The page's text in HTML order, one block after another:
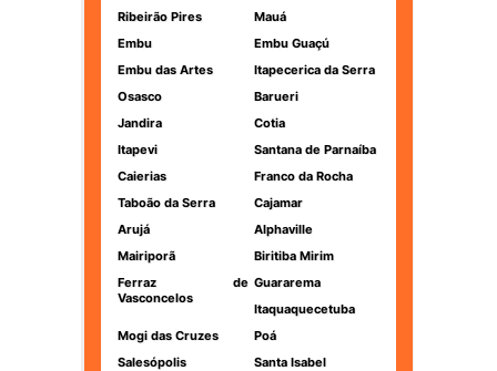
Ribeirão Pires
Mauá
Embu
Embu Guaçú
Embu das Artes
Itapecerica da Serra
Osasco
Barueri
Jandira
Cotia
Itapevi
Santana de Parnaíba
Caierias
Franco da Rocha
Taboão da Serra
Cajamar
Arujá
Alphaville
Mairiporã
Biritiba Mirim
Ferraz de
Vasconcelos
Guararema
Itaquaquecetuba
Mogi das Cruzes
Poá
Salesópolis
Santa Isabel